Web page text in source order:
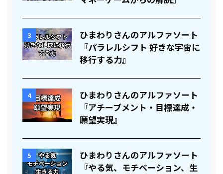
3
ひまわりさんのアルファソート
『パラレルシフト 好きな宇宙に
移行する力』
4
ひまわりさんのアルファソート
『アチーブメント・目標達成・
願望実現』
5
ひまわりさんのアルファソート
『やる気、モチベーション、生